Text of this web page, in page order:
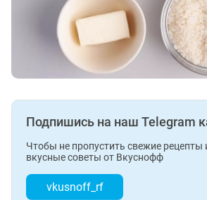
Подпишись на наш Telegram
Чтобы не пропустить свежие рецепты
вкусные советы от Вкуснофф
vkusnoff_rf